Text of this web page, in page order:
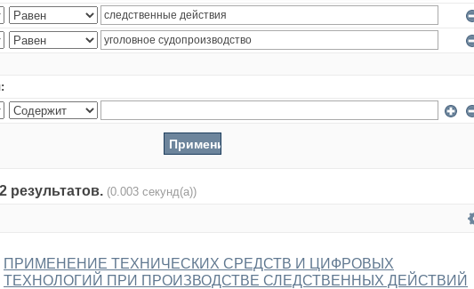
результатов. (0.003 секунд(а))
ПРИМЕНЕНИЕ ТЕХНИЧЕСКИХ СРЕДСТВ И ЦИФРОВЫХ
ТЕХНОЛОГИЙ ПРИ ПРОИЗВОДСТВЕ СЛЕДСТВЕННЫХ ДЕЙСТВИЙ